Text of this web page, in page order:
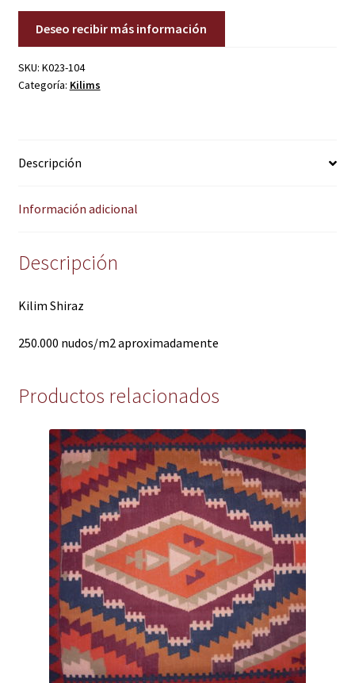
Deseo recibir más información
SKU: K023-104
Categoría: Kilims
Descripción
Información adicional
Descripción
Kilim Shiraz
250.000 nudos/m2 aproximadamente
Productos relacionados